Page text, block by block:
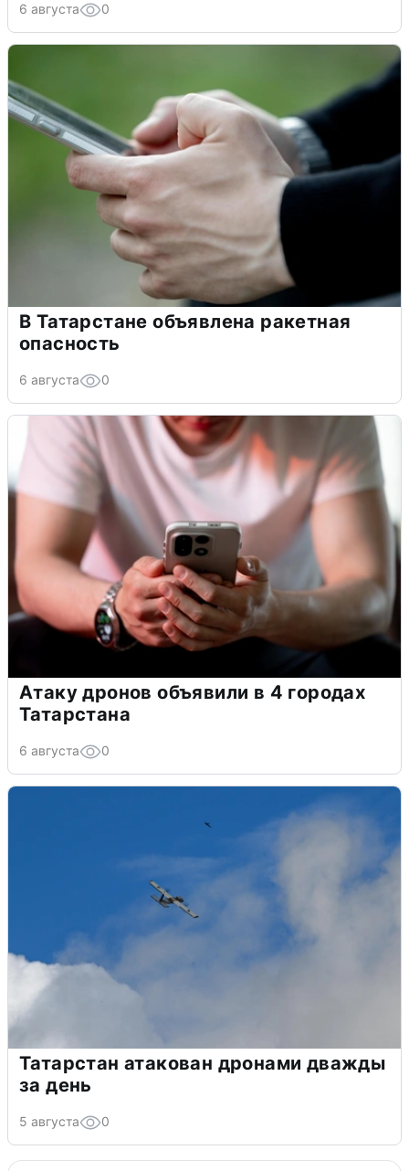
6 августа 0
В Татарстане объявлена ракетная
опасность
6 августа 0
Атаку дронов объявили в 4 городах
Татарстана
6 августа 0
Татарстан атакован дронами дважды
за день
5 августа 0